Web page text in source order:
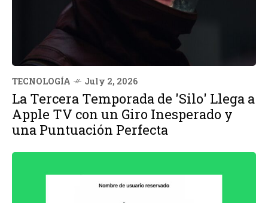
TECNOLOGÍA July 2, 2026
La Tercera Temporada de 'Silo' Llega a
Apple TV con un Giro Inesperado y
una Puntuación Perfecta